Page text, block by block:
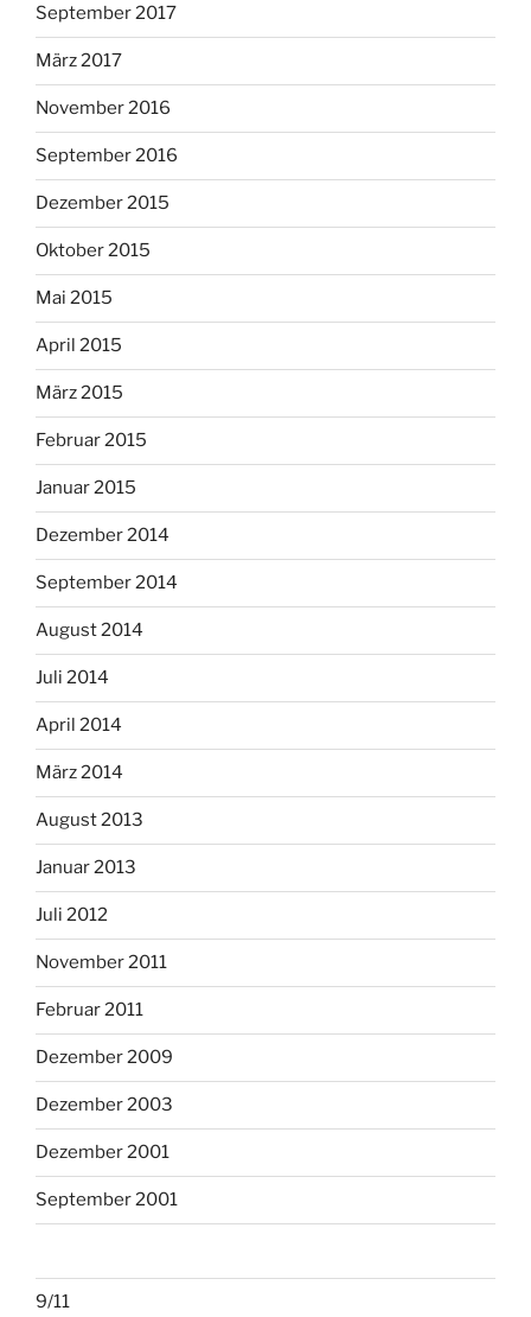
September 2017
März 2017
November 2016
September 2016
Dezember 2015
Oktober 2015
Mai 2015
April 2015
März 2015
Februar 2015
Januar 2015
Dezember 2014
September 2014
August 2014
Juli 2014
April 2014
März 2014
August 2013
Januar 2013
Juli 2012
November 2011
Februar 2011
Dezember 2009
Dezember 2003
Dezember 2001
September 2001
9/11